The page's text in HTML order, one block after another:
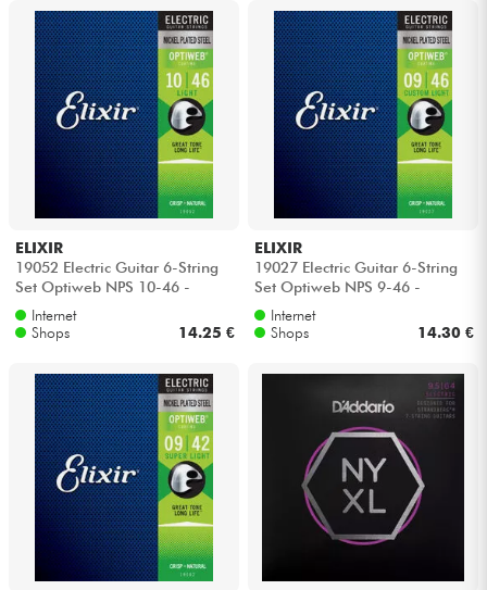
Synths & samplers
Studio
Kopfhörer
DJ
Licht
Drums
Blasinstrumente
Violinen & Quartett
ELIXIR
19052 Electric Guitar 6-String
Set Optiweb NPS 10-46 -
Saitensätze
Internet
Shops
14.25 €
ELIXIR
19027 Electric Guitar 6-String
Set Optiweb NPS 9-46 -
Saitensätze
Internet
Shops
14.30 €